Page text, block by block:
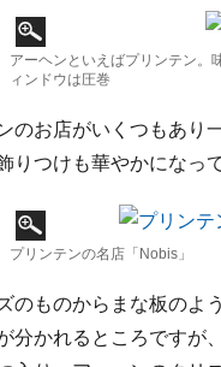
アーヘンといえばプリンテン。
ィンドウは圧巻
のお店がいくつもあり
りつけも華やかになっ
プリンテンの名店「Nobis」
のものからまな板のよ
分かれるところですが